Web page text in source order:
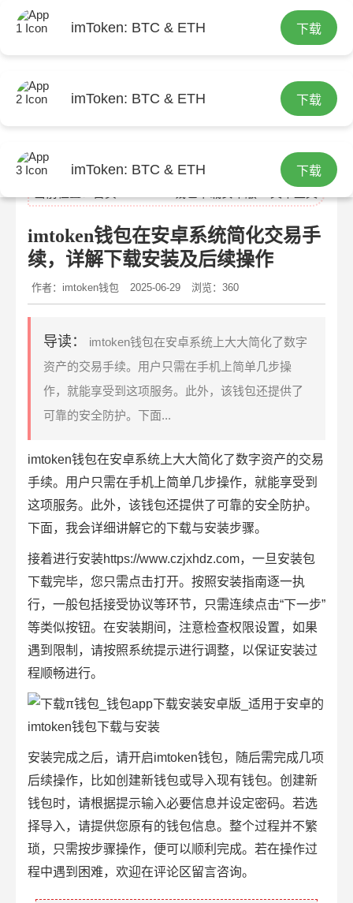
imToken: BTC & ETH 下载
imToken: BTC & ETH 下载
imToken: BTC & ETH 下载
imtoken钱包在安卓系统简化交易手
续，详解下载安装及后续操作
作者：imtoken钱包 2025-06-29 浏览：360
导读：
imtoken钱包在安卓系统上大大简化了数字
资产的交易手续。用户只需在手机上简单几步操
作，就能享受到这项服务。此外，该钱包还提供了
可靠的安全防护。下面...
imtoken钱包在安卓系统 上大大简化了数字资产的交易
手续。用户只需在手机上简单几步操作，就能享受到
这项服务。此外，该钱包还提供了可靠的安全防护。
下面，我会详细讲解它的下载与安装步骤。
接着进行安装https://www.czjxhdz.com，一旦安装包
下载完毕，您只需点击打开。按照安装指南逐一执
行，一般包括接受协议等环节，只需连续点击“下一步”
等类似按钮。在安装期间，注意检查权限设置，如果
遇到限制，请按照系统提示进行调整，以保证安装过
程顺畅进行。
安装完成之后，请开启imtoken钱包，随后需完成几项
后续操作，比如创建新钱包或导入现有钱包。创建新
钱包时，请根据提示输入必要信息并设定密码。若选
择导入，请提供您原有的钱包信息。整个过程并不繁
琐，只需按步骤操作，便可以顺利完成。若在操作过
程中遇到困难，欢迎在评论区留言咨询。